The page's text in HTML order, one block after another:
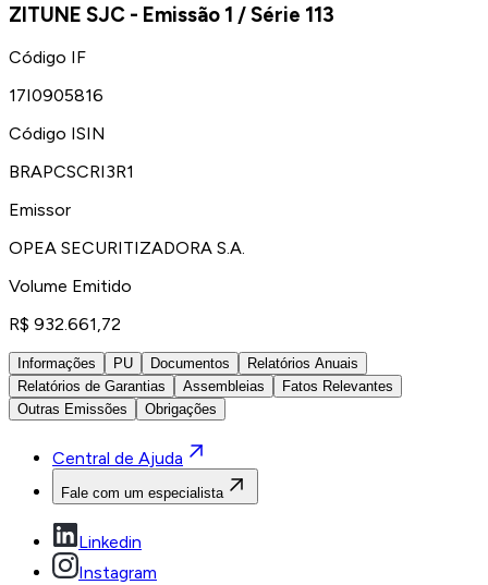
ZITUNE SJC - Emissão 1 / Série 113
Código IF
17I0905816
Código ISIN
BRAPCSCRI3R1
Emissor
OPEA SECURITIZADORA S.A.
Volume Emitido
R$ 932.661,72
Informações PU Documentos
Relatórios Anuais
Relatórios de Garantias
Assembleias
Fatos Relevantes
Outras Emissões
Obrigações
Central de Ajuda
Fale com um especialista
Linkedin
Instagram